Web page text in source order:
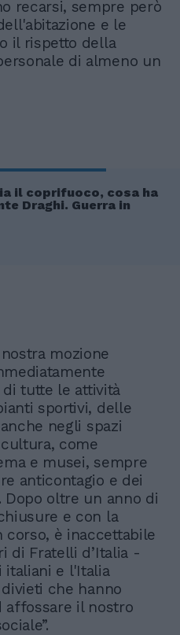
recarsi, sempre però
e le
il rispetto della
di almeno un
il coprifuoco, cosa ha
Draghi. Guerra in
mozione
tutte le attività
sportivi, delle
negli spazi
come
e musei, sempre
anticontagio e dei
oltre un anno di
e con la
corso, è inaccettabile
di Fratelli d’Italia -
italiani e l'Italia
che hanno
affossare il nostro